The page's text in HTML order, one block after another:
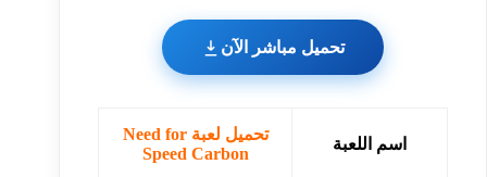
تحميل مباشر الآن
اسم اللعبة
تحميل لعبة Need for
Speed Carbon